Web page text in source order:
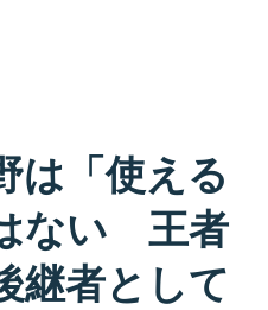
は「使える
ない 王者
継者として